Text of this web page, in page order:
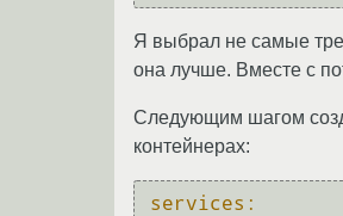
Я выбрал не самые
она лучше. Вместе с
Следующим шагом
контейнерах:
services: